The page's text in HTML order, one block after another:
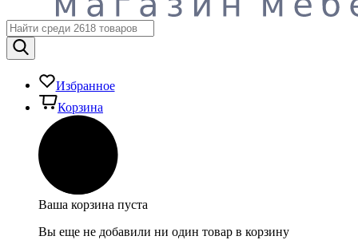
Избранное
Корзина
Ваша корзина пуста
Вы еще не добавили ни один товар в корзину